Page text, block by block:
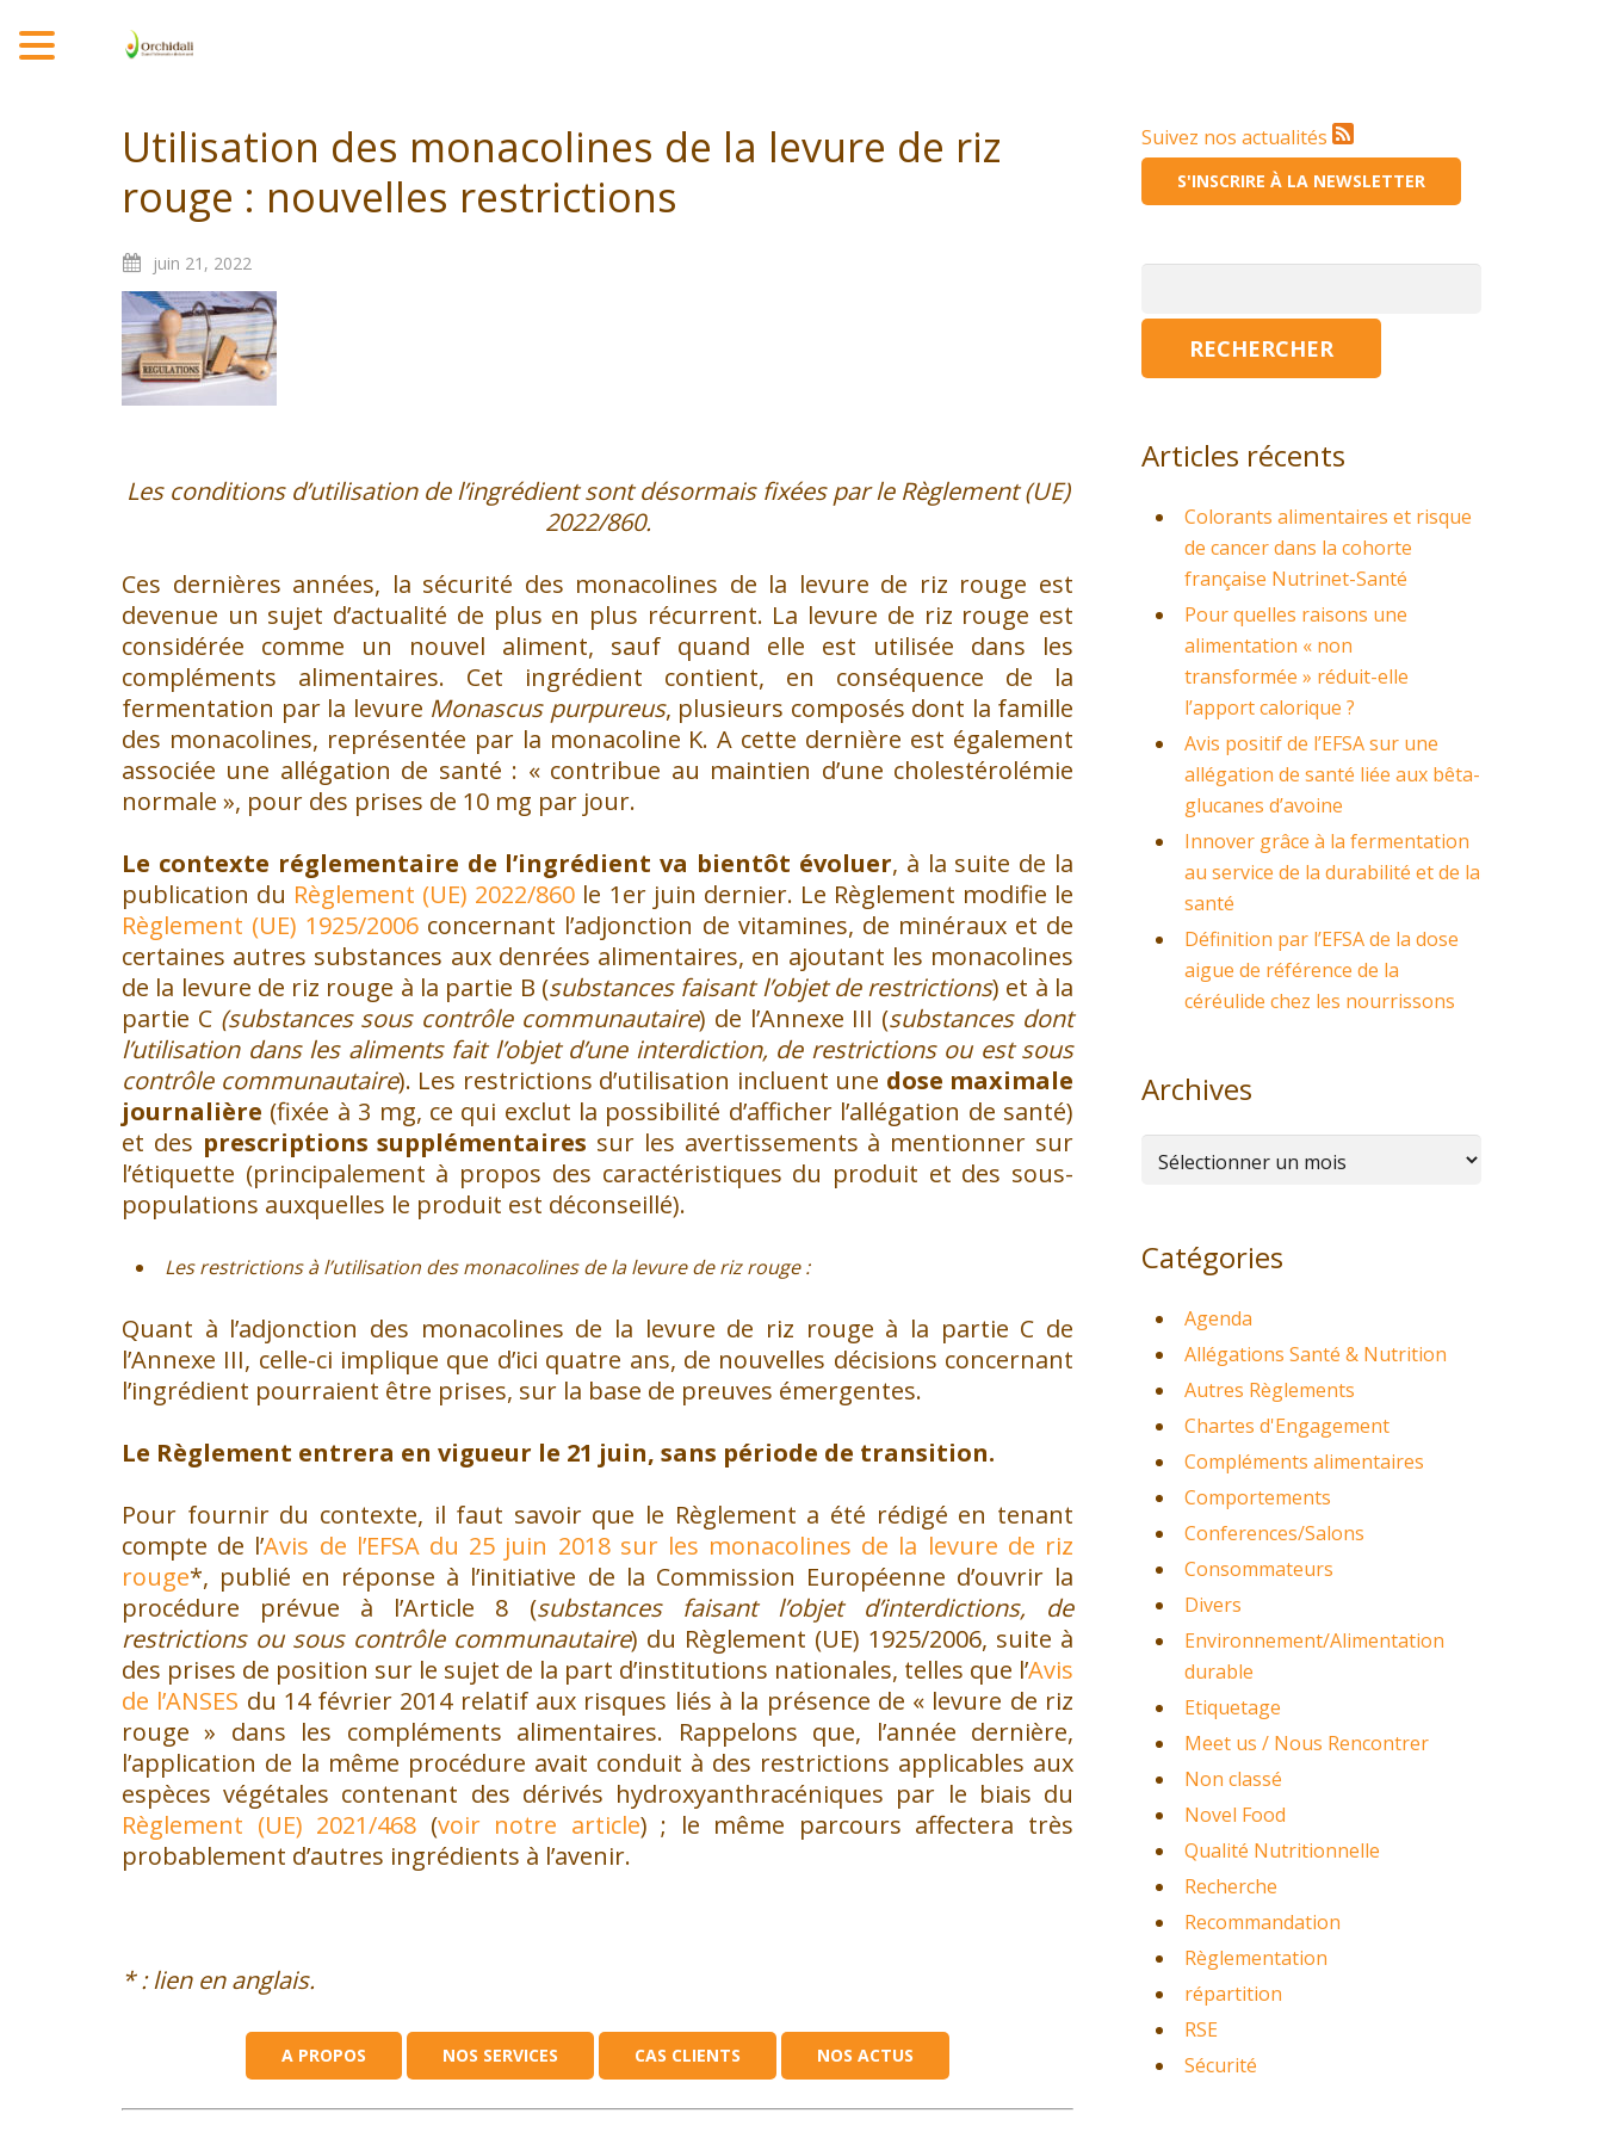
Utilisation des monacolines de la levure de riz
rouge : nouvelles restrictions
juin 21, 2022
Les conditions d’utilisation de l’ingrédient sont désormais fixées par le Règlement (UE)
2022/860.
Ces dernières années, la sécurité des monacolines de la levure de riz rouge est
devenue un sujet d’actualité de plus en plus récurrent. La levure de riz rouge est
considérée comme un nouvel aliment, sauf quand elle est utilisée dans les
compléments alimentaires. Cet ingrédient contient, en conséquence de la
fermentation par la levure Monascus purpureus, plusieurs composés dont la famille
des monacolines, représentée par la monacoline K. A cette dernière est également
associée une allégation de santé : « contribue au maintien d’une cholestérolémie
normale », pour des prises de 10 mg par jour.
Le contexte réglementaire de l’ingrédient va bientôt évoluer, à la suite de la
publication du Règlement (UE) 2022/860 le 1er juin dernier. Le Règlement modifie le
Règlement (UE) 1925/2006 concernant l’adjonction de vitamines, de minéraux et de
certaines autres substances aux denrées alimentaires, en ajoutant les monacolines
de la levure de riz rouge à la partie B (substances faisant l’objet de restrictions) et à la
partie C (substances sous contrôle communautaire) de l’Annexe III (substances dont
l’utilisation dans les aliments fait l’objet d’une interdiction, de restrictions ou est sous
contrôle communautaire). Les restrictions d’utilisation incluent une dose maximale
journalière (fixée à 3 mg, ce qui exclut la possibilité d’afficher l’allégation de santé)
et des prescriptions supplémentaires sur les avertissements à mentionner sur
l’étiquette (principalement à propos des caractéristiques du produit et des sous-
populations auxquelles le produit est déconseillé).
Les restrictions à l’utilisation des monacolines de la levure de riz rouge :
Quant à l’adjonction des monacolines de la levure de riz rouge à la partie C de
l’Annexe III, celle-ci implique que d’ici quatre ans, de nouvelles décisions concernant
l’ingrédient pourraient être prises, sur la base de preuves émergentes.
Le Règlement entrera en vigueur le 21 juin, sans période de transition.
Pour fournir du contexte, il faut savoir que le Règlement a été rédigé en tenant
compte de l’Avis de l’EFSA du 25 juin 2018 sur les monacolines de la levure de riz
rouge*, publié en réponse à l’initiative de la Commission Européenne d’ouvrir la
procédure prévue à l’Article 8 (substances faisant l’objet d’interdictions, de
restrictions ou sous contrôle communautaire) du Règlement (UE) 1925/2006, suite à
des prises de position sur le sujet de la part d’institutions nationales, telles que l’Avis
de l’ANSES du 14 février 2014 relatif aux risques liés à la présence de « levure de riz
rouge » dans les compléments alimentaires. Rappelons que, l’année dernière,
l’application de la même procédure avait conduit à des restrictions applicables aux
espèces végétales contenant des dérivés hydroxyanthracéniques par le biais du
Règlement (UE) 2021/468 (voir notre article) ; le même parcours affectera très
probablement d’autres ingrédients à l’avenir.
* : lien en anglais.
A PROPOS NOS SERVICES CAS CLIENTS NOS ACTUS
Suivez nos actualités
S'INSCRIRE À LA NEWSLETTER
Articles récents
Colorants alimentaires et risque
de cancer dans la cohorte
française Nutrinet-Santé
Pour quelles raisons une
alimentation « non
transformée » réduit-elle
l’apport calorique ?
Avis positif de l’EFSA sur une
allégation de santé liée aux bêta-
glucanes d’avoine
Innover grâce à la fermentation
au service de la durabilité et de la
santé
Définition par l’EFSA de la dose
aigue de référence de la
céréulide chez les nourrissons
Archives
Archives
Catégories
Agenda
Allégations Santé & Nutrition
Autres Règlements
Chartes d'Engagement
Compléments alimentaires
Comportements
Conferences/Salons
Consommateurs
Divers
Environnement/Alimentation
durable
Etiquetage
Meet us / Nous Rencontrer
Non classé
Novel Food
Qualité Nutritionnelle
Recherche
Recommandation
Règlementation
répartition
RSE
Sécurité
QUI SOMMES-NOUS
A propos d’Orchidali